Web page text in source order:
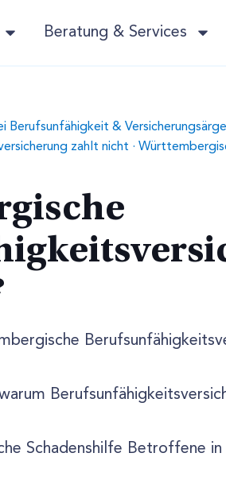
Beratung & Services
Berufsunfähigkeit &
zahlt nicht ·
Schadenshilfe Betroffene in